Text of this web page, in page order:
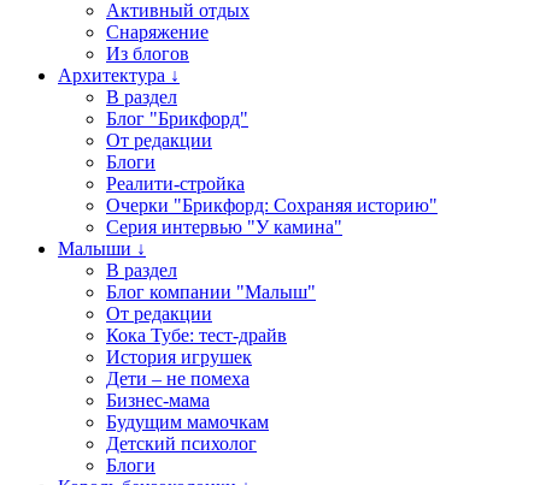
Активный отдых
Снаряжение
Из блогов
Архитектура ↓
В раздел
Блог "Брикфорд"
От редакции
Блоги
Реалити-стройка
Очерки "Брикфорд: Сохраняя историю"
Серия интервью "У камина"
Малыши ↓
В раздел
Блог компании "Малыш"
От редакции
Кока Тубе: тест-драйв
История игрушек
Дети – не помеха
Бизнес-мама
Будущим мамочкам
Детский психолог
Блоги